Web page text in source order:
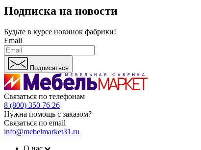
Подписка на новости
Будьте в курсе новинок фабрики!
Email
Подписаться
Связаться по телефонам
8 (800) 350 76 26
Нужна помощь с заказом?
Связаться по email
info@mebelmarket31.ru